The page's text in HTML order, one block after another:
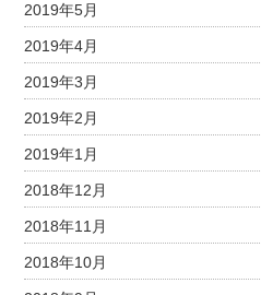
2019年5月
2019年4月
2019年3月
2019年2月
2019年1月
2018年12月
2018年11月
2018年10月